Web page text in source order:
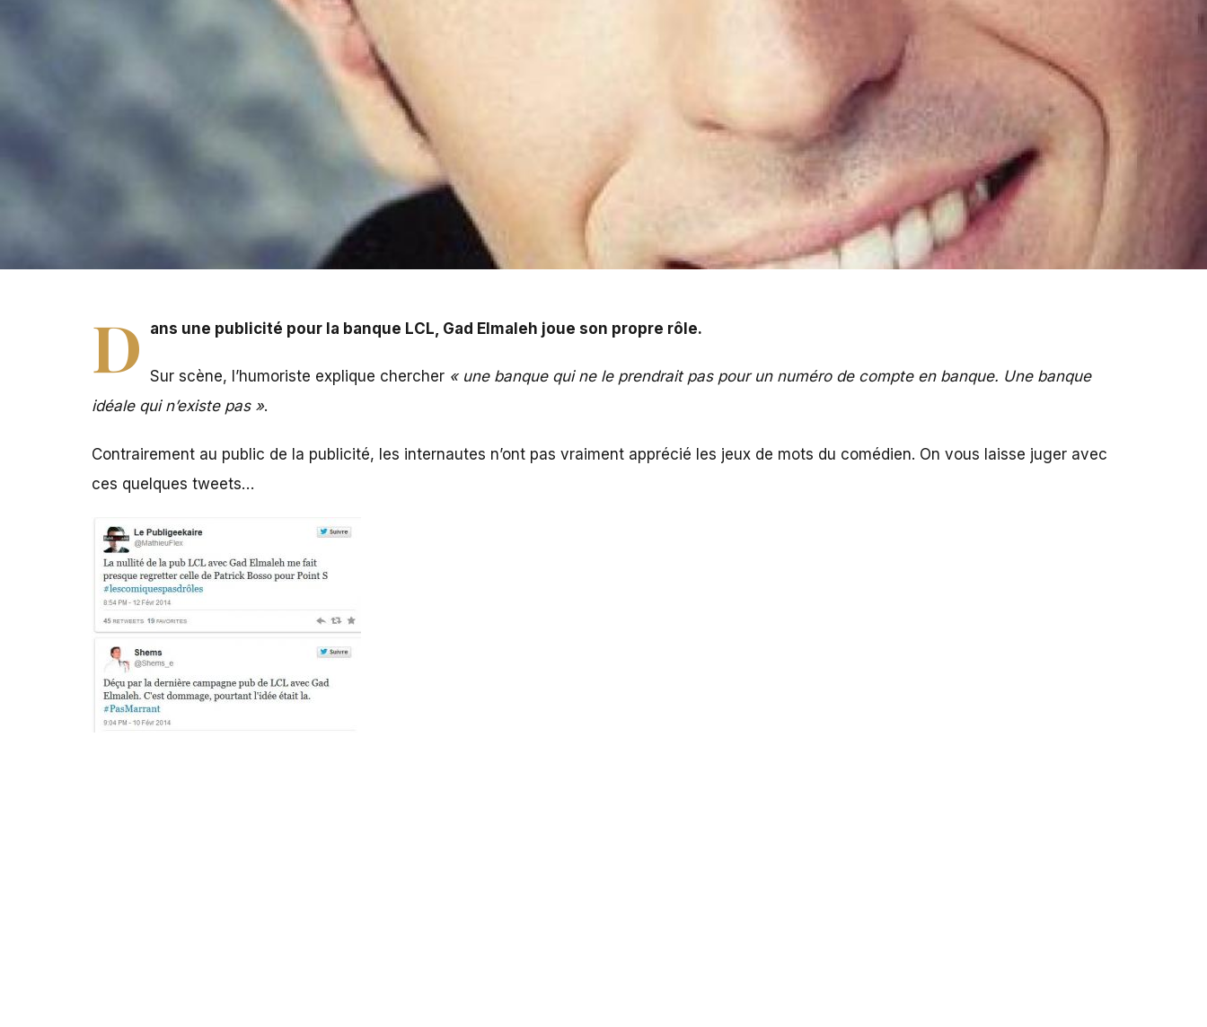
D ans une publicité pour la banque LCL, Gad Elmaleh joue son propre rôle.
Sur scène, l’humoriste explique chercher « une banque qui ne le prendrait pas pour un numéro de compte en banque. Une banque
idéale qui n’existe pas ».
Contrairement au public de la publicité, les internautes n’ont pas vraiment apprécié les jeux de mots du comédien. On vous laisse juger avec
ces quelques tweets…